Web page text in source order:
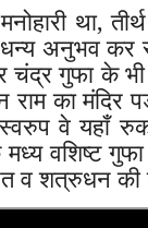
था,
अनुभव कर
गुफा के भी
का मंदिर
वे यहाँ
वशिष्ट
व शत्रुधन की